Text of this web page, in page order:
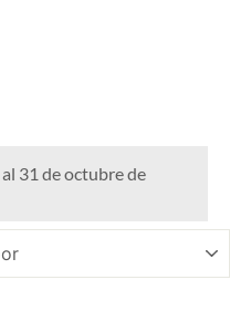
31 de octubre de